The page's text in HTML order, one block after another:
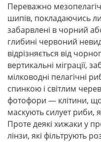
Переважно
шипів, покладаючись
забарвлені в чорний
глибині червоний
відрізняється від
вертикальні міграції,
мілководні пелагічні
спинкою і світлим
фотофори — клітини,
маскують силует риби,
Проте деякі хижаки у
лінзи, які фільтрують